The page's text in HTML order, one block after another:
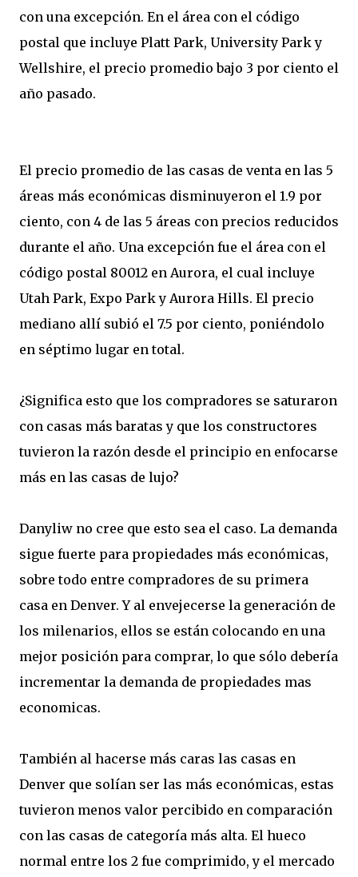
con una excepción. En el área con el código
postal que incluye Platt Park, University Park y
Wellshire, el precio promedio bajo 3 por ciento el
año pasado.
El precio promedio de las casas de venta en las 5
áreas más económicas disminuyeron el 1.9 por
ciento, con 4 de las 5 áreas con precios reducidos
durante el año. Una excepción fue el área con el
código postal 80012 en Aurora, el cual incluye
Utah Park, Expo Park y Aurora Hills. El precio
mediano allí subió el 7.5 por ciento, poniéndolo
en séptimo lugar en total.
¿Significa esto que los compradores se saturaron
con casas más baratas y que los constructores
tuvieron la razón desde el principio en enfocarse
más en las casas de lujo?
Danyliw no cree que esto sea el caso. La demanda
sigue fuerte para propiedades más económicas,
sobre todo entre compradores de su primera
casa en Denver. Y al envejecerse la generación de
los milenarios, ellos se están colocando en una
mejor posición para comprar, lo que sólo debería
incrementar la demanda de propiedades mas
economicas.
También al hacerse más caras las casas en
Denver que solían ser las más económicas, estas
tuvieron menos valor percibido en comparación
con las casas de categoría más alta. El hueco
normal entre los 2 fue comprimido, y el mercado